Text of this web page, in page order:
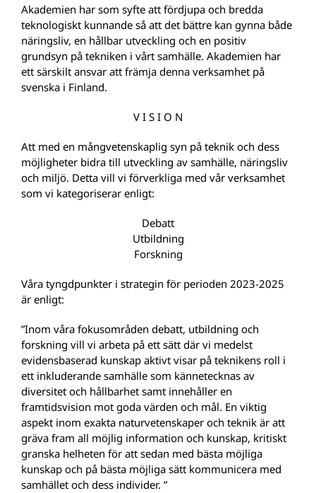
Akademien har som syfte att fördjupa och bredda
teknologiskt kunnande så att det bättre kan gynna både
näringsliv, en hållbar utveckling och en positiv
grundsyn på tekniken i vårt samhälle. Akademien har
ett särskilt ansvar att främja denna verksamhet på
svenska i Finland.
V I S I O N
Att med en mångvetenskaplig syn på teknik och dess
möjligheter bidra till utveckling av samhälle, näringsliv
och miljö. Detta vill vi förverkliga med vår verksamhet
som vi kategoriserar enligt:
Debatt
Utbildning
Forskning
Våra tyngdpunkter i strategin för perioden 2023-2025
är enligt:
”Inom våra fokusområden debatt, utbildning och
forskning vill vi arbeta på ett sätt där vi medelst
evidensbaserad kunskap aktivt visar på teknikens roll i
ett inkluderande samhälle som kännetecknas av
diversitet och hållbarhet samt innehåller en
framtidsvision mot goda värden och mål. En viktig
aspekt inom exakta naturvetenskaper och teknik är att
gräva fram all möjlig information och kunskap, kritiskt
granska helheten för att sedan med bästa möjliga
kunskap och på bästa möjliga sätt kommunicera med
samhället och dess individer. ”